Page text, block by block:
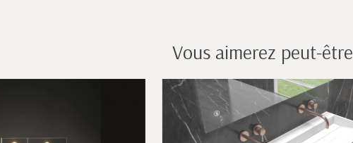
Vous aimerez peut-être